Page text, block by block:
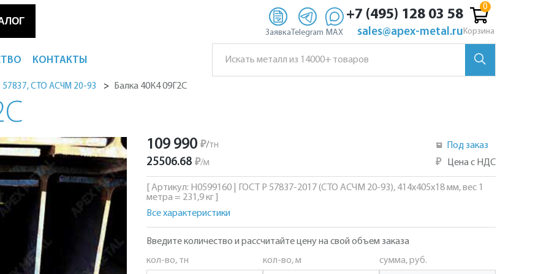
Заявка Telegram MAX
+7 (495) 128 03 58
sales@apex-metal.ru Корзина
КОНТАКТЫ
57837, СТО АСЧМ 20-93 Балка 40К4 09Г2С
109 990 ₽/тн
25506.68 ₽/м
Под заказ
₽
Цена с НДС
[ Артикул: Н0599160 | ГОСТ Р 57837-2017 (СТО АСЧМ 20-93), 414х405х18 мм, вес 1
метра = 231,9 кг ]
Все характеристики
Введите количество и рассчитайте цену на свой объем заказа
кол-во, тн
кол-во, м сумма, руб.